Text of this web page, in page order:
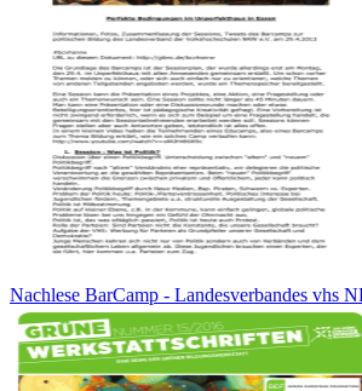
Nachlese BarCamp - Landesverbandes vhs